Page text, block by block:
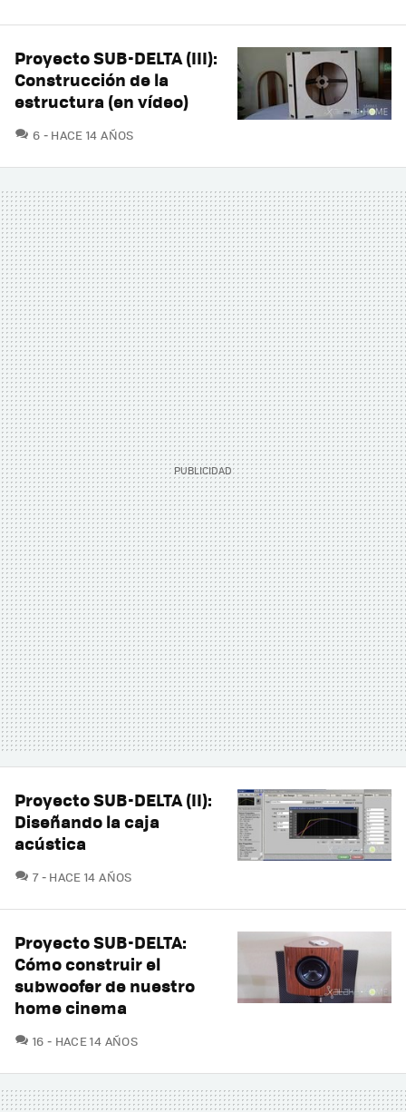
Proyecto SUB-DELTA (III):
Construcción de la
estructura (en vídeo)
6 COMENTARIOS
HACE 14 AÑOS
Proyecto SUB-DELTA (II):
Diseñando la caja
acústica
7COMENTARIOS
HACE 14 AÑOS
Proyecto SUB-DELTA:
Cómo construir el
subwoofer de nuestro
home cinema
16 COMENTARIOS
HACE 14 AÑOS